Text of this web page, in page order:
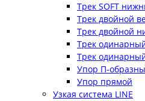
Трек SOFT
Трек двойной
Трек двойной
Трек
Трек
Упор П-
Упор прямой
Узкая система LINE